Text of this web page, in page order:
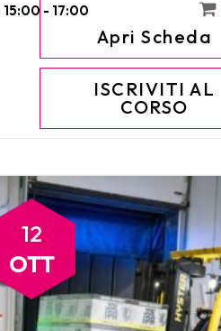
15:00 - 17:00
Apri Scheda
ISCRIVITI AL
CORSO
12
OTT